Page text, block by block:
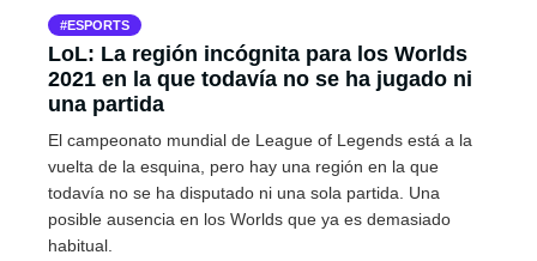
ESPORTS
LoL: La región incógnita para los Worlds
2021 en la que todavía no se ha jugado ni
una partida
El campeonato mundial de League of Legends está a la
vuelta de la esquina, pero hay una región en la que
todavía no se ha disputado ni una sola partida. Una
posible ausencia en los Worlds que ya es demasiado
habitual.